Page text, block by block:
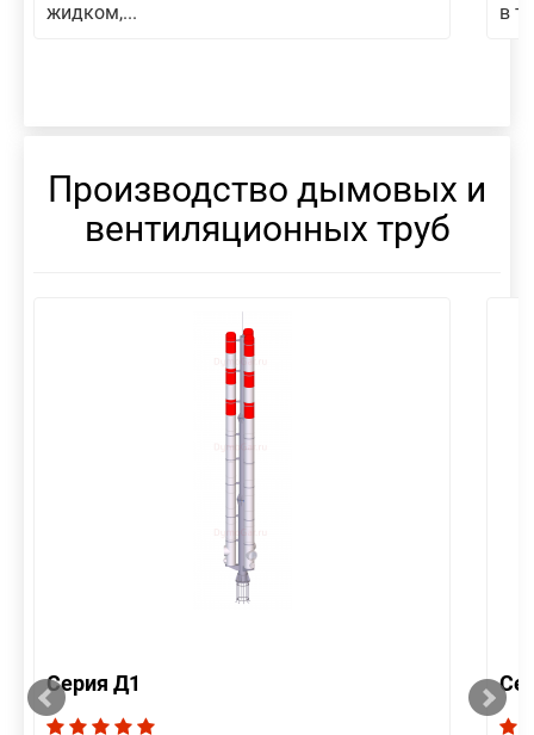
жидком,...
в
Производство дымовых и
вентиляционных труб
Серия Д1